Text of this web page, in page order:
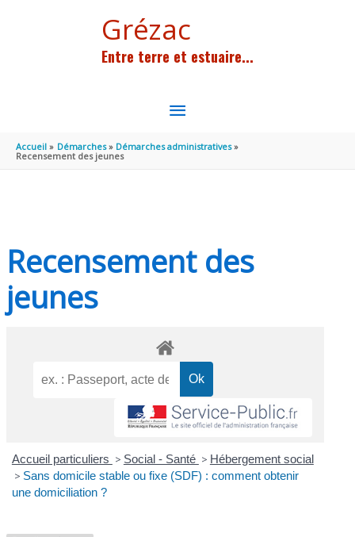
Grézac
Entre terre et estuaire...
MENU
PRINCIPAL
Accueil Démarches
Démarches administratives
Recensement des jeunes
Recensement des
jeunes
Accueil particuliers > Social - Santé > Hébergement social
> Sans domicile stable ou fixe (SDF) : comment obtenir
une domiciliation ?